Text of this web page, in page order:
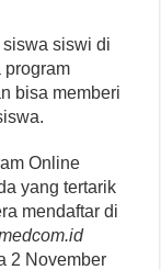
siswi di
program
bisa memberi
Online
yang tertarik
mendaftar di
2 November